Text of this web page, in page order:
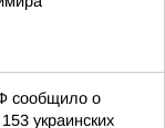
сообщило о
украинских